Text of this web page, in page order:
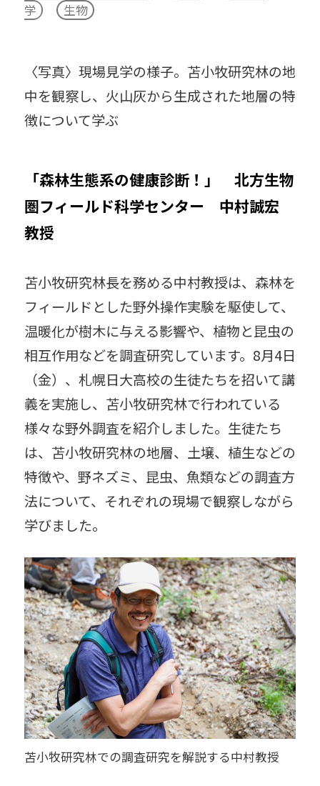
ディスティングイッシュトプロフェッサー
ユニバーシティプロフェッサー
医学
宇宙
化学
考古学
昆虫 受賞
獣医学
書籍
総合博物館
中谷宇吉郎
南極
粘菌
農学 連携協定
食
薬学
環境科学
esse-sense
知のフィールド
気候変動
北極
工学
学
生物
〈写真〉現場見学の様子。苫小牧研究林の地
中を観察し、火山灰から生成された地層の特
徴について学ぶ
「森林生態系の健康診断！」 北方生物
圏フィールド科学センター 中村誠宏
教授
苫小牧研究林長を務める中村教授は、森林を
フィールドとした野外操作実験を駆使して、
温暖化が樹木に与える影響や、植物と昆虫の
相互作用などを調査研究しています。8月4日
（金）、札幌日大高校の生徒たちを招いて講
義を実施し、苫小牧研究林で行われている
様々な野外調査を紹介しました。生徒たち
は、苫小牧研究林の地層、土壌、植生などの
特徴や、野ネズミ、昆虫、魚類などの調査方
法について、それぞれの現場で観察しながら
学びました。
苫小牧研究林での調査研究を解説する中村教授